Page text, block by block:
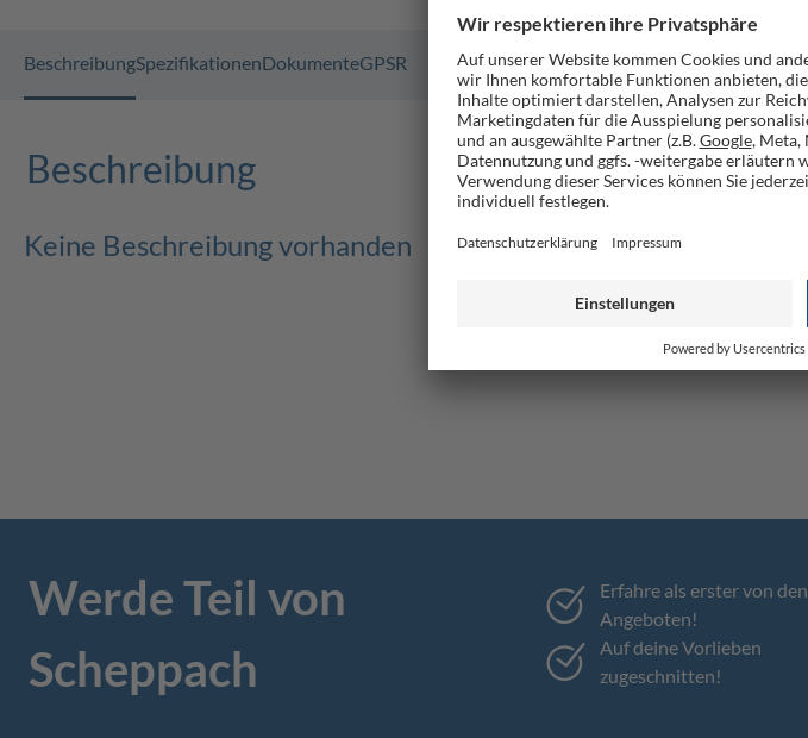
BeschreibungSpezifikationenDokumenteGPSR
Beschreibung
Keine Beschreibung vorhanden
Werde Teil von
Scheppach
Erfahre als erster von den
Angeboten!
Auf deine Vorlieben
zugeschnitten!